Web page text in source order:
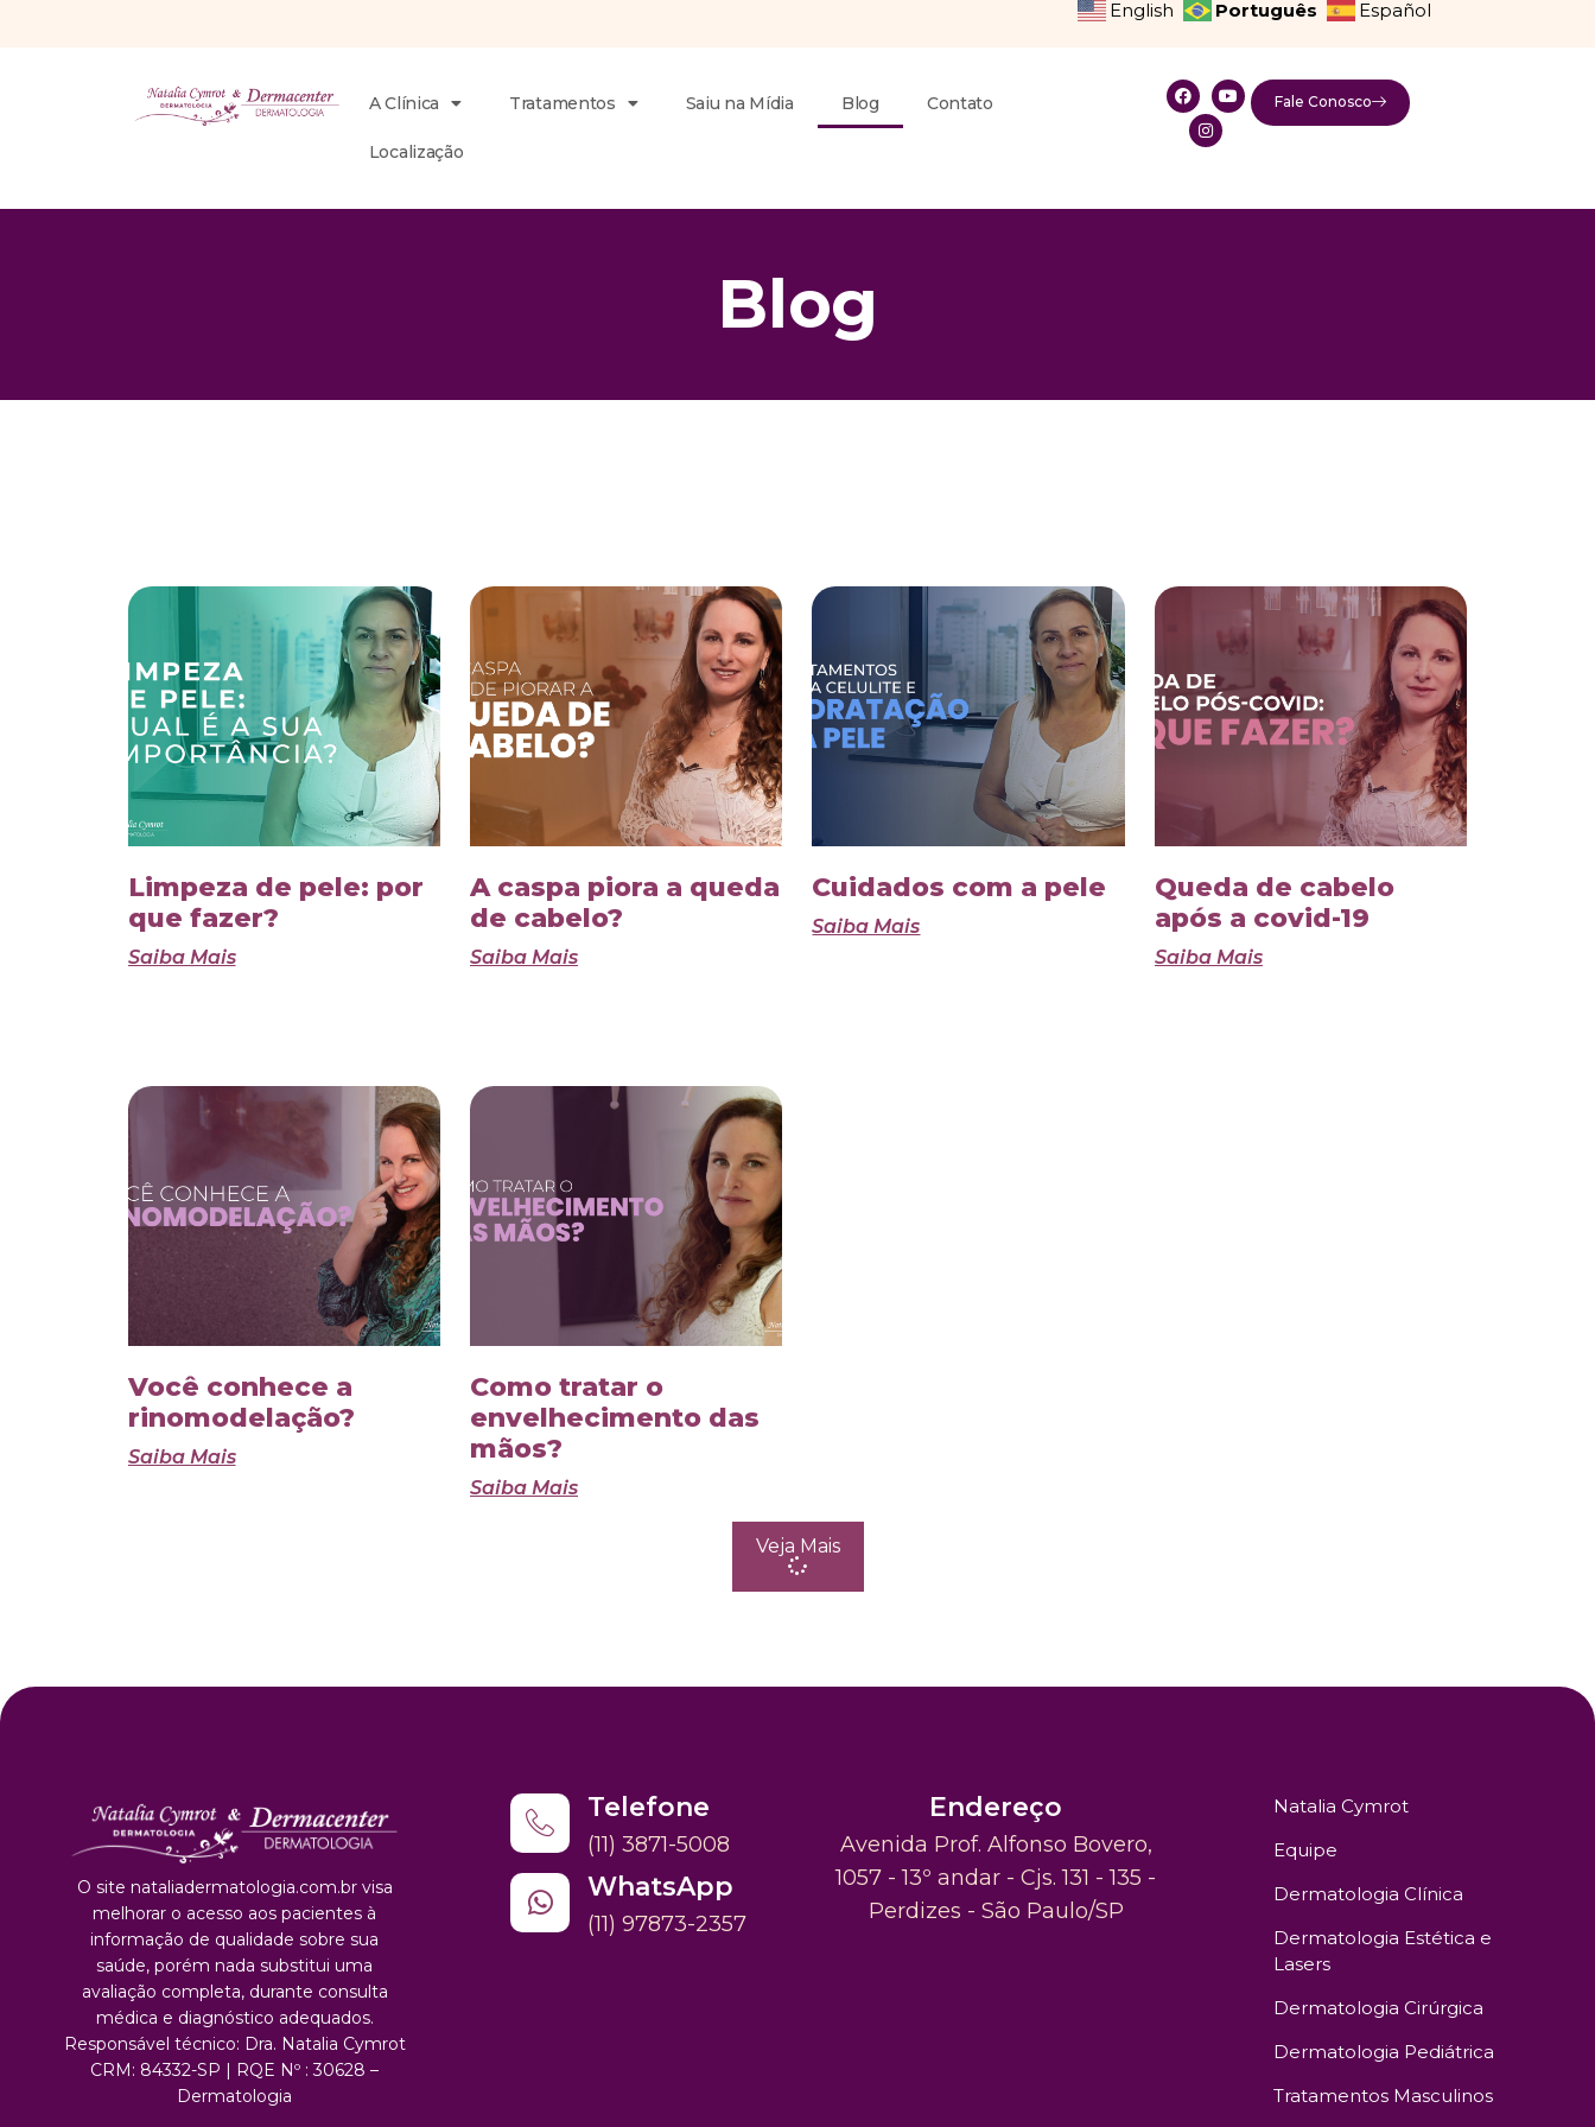
English Português Español
A Clínica Tratamentos Saiu na Mídia Blog Contato
Localização
Fale Conosco
Blog
Limpeza de pele: por
que fazer?
Saiba Mais
A caspa piora a queda
de cabelo?
Saiba Mais
Cuidados com a pele
Saiba Mais
Queda de cabelo
após a covid-19
Saiba Mais
Você conhece a
rinomodelação?
Saiba Mais
Como tratar o
envelhecimento das
mãos?
Saiba Mais
Veja Mais
O site nataliadermatologia.com.br visa
melhorar o acesso aos pacientes à
informação de qualidade sobre sua
saúde, porém nada substitui uma
avaliação completa, durante consulta
médica e diagnóstico adequados.
Responsável técnico: Dra. Natalia Cymrot
CRM: 84332-SP | RQE Nº : 30628 –
Dermatologia
Telefone
(11) 3871-5008
WhatsApp
(11) 97873-2357
Endereço
Avenida Prof. Alfonso Bovero,
1057 - 13º andar - Cjs. 131 - 135 -
Perdizes - São Paulo/SP
Natalia Cymrot
Equipe
Dermatologia Clínica
Dermatologia Estética e
Lasers
Dermatologia Cirúrgica
Dermatologia Pediátrica
Tratamentos Masculinos